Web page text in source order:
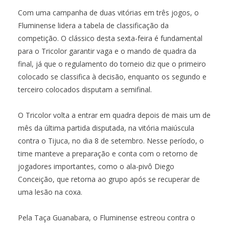
Com uma campanha de duas vitórias em três jogos, o
Fluminense lidera a tabela de classificação da
competição. O clássico desta sexta-feira é fundamental
para o Tricolor garantir vaga e o mando de quadra da
final, já que o regulamento do torneio diz que o primeiro
colocado se classifica à decisão, enquanto os segundo e
terceiro colocados disputam a semifinal.
O Tricolor volta a entrar em quadra depois de mais um de
mês da última partida disputada, na vitória maiúscula
contra o Tijuca, no dia 8 de setembro. Nesse período, o
time manteve a preparação e conta com o retorno de
jogadores importantes, como o ala-pivô Diego
Conceição, que retorna ao grupo após se recuperar de
uma lesão na coxa.
Pela Taça Guanabara, o Fluminense estreou contra o